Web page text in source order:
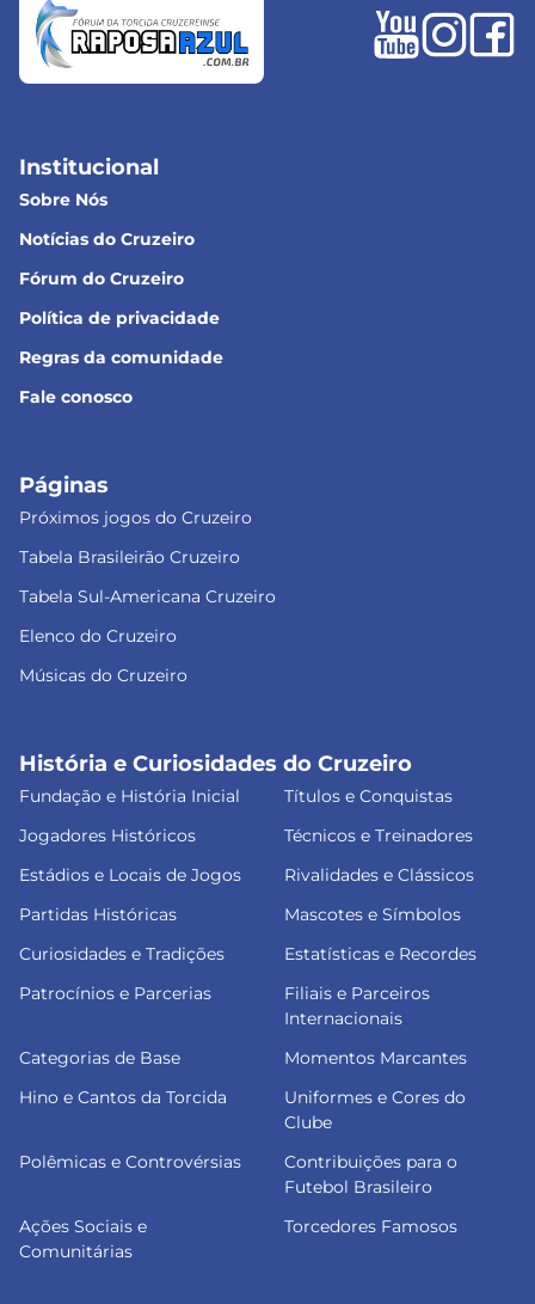
Institucional
Sobre Nós
Notícias do Cruzeiro
Fórum do Cruzeiro
Política de privacidade
Regras da comunidade
Fale conosco
Páginas
Próximos jogos do Cruzeiro
Tabela Brasileirão Cruzeiro
Tabela Sul-Americana Cruzeiro
Elenco do Cruzeiro
Músicas do Cruzeiro
História e Curiosidades do Cruzeiro
Fundação e História Inicial
Títulos e Conquistas
Jogadores Históricos
Técnicos e Treinadores
Estádios e Locais de Jogos
Rivalidades e Clássicos
Partidas Históricas
Mascotes e Símbolos
Curiosidades e Tradições
Estatísticas e Recordes
Patrocínios e Parcerias
Filiais e Parceiros
Internacionais
Categorias de Base
Momentos Marcantes
Hino e Cantos da Torcida
Uniformes e Cores do
Clube
Polêmicas e Controvérsias
Contribuições para o
Futebol Brasileiro
Ações Sociais e
Comunitárias
Torcedores Famosos